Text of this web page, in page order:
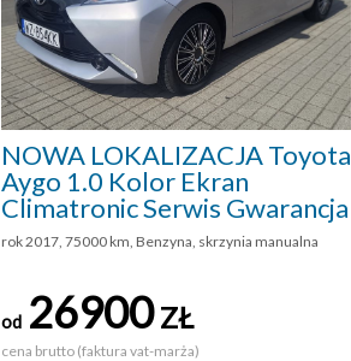
NOWA LOKALIZACJA Toyota
Aygo 1.0 Kolor Ekran
Climatronic Serwis Gwarancja
rok 2017, 75000 km, Benzyna, skrzynia manualna
od 26900ZŁ
cena brutto (faktura vat-marża)